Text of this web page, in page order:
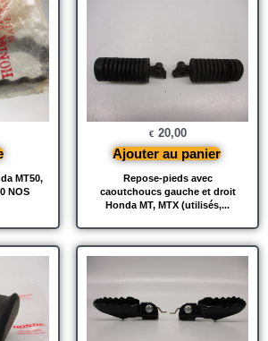
MT50,
NOS
Repose-pieds avec
caoutchoucs gauche et droit
Honda MT, MTX (utilisés,...
€ 20,00
Ajouter au panier